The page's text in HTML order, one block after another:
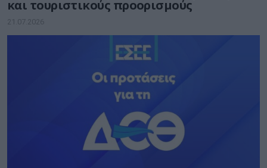
και τουριστικούς προορισμούς
21.07.2026